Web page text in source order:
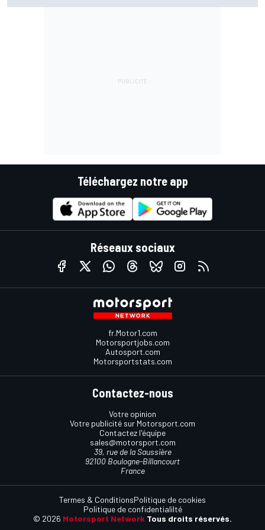
Téléchargez notre app
Réseaux sociaux
fr.Motor1.com
Motorsportjobs.com
Autosport.com
Motorsportstats.com
Contactez-nous
Votre opinion
Votre publicité sur Motorsport.com
Contactez l'équipe
sales@motorsport.com
39, rue de la Saussière
92100 Boulogne-Billancourt
France
© 2026 Motorsport Network Tous droits réservés.
Termes & ConditionsPolitique de cookies
Politique de confidentialilté